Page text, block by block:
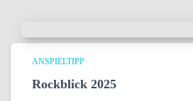
ANSPIELTIPP
Rockblick 2025